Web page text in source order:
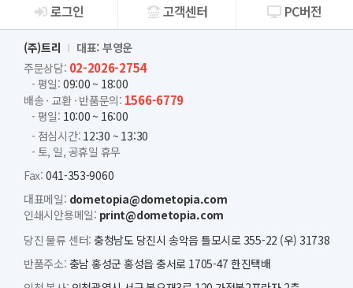
회사소개
로그인 고객센터 PC버전
(주)트리
대표: 부영운
주문상담: 02-2026-2754
- 평일: 09:00 ~ 18:00
배송 · 교환 · 반품문의: 1566-6779
- 평일: 10:00 ~ 16:00
- 점심시간: 12:30 ~ 13:30
- 토, 일, 공휴일 휴무
Fax: 041-353-9060
대표메일: dometopia@dometopia.com
인쇄시안용메일: print@dometopia.com
당진 물류 센터: 충청남도 당진시 송악읍 틀모시로 355-22 (우) 31738
반품주소: 충남 홍성군 홍성읍 충서로 1705-47 한진택배